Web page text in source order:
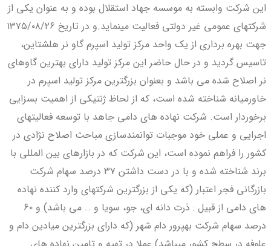
گذاری
این شرکت وابسته به موسسه جهاد استقلال بوده و به عنوان یکی از
شرکتهای عمومی غیر دولتی فعالیت مینماید.و در تاریخ ۱۳۷۵/۰۸/۲۶
جهت بهره برداری از یک واحد مرکز تولید اسپرم گاو نر هلشتاین،
تاسیس گردید و در حال حاضر این مرکز تولید دارای بهترین گاوهای
نر اصلاح شده می باشد و بعنوان بزرگترین مرکز تولید اسپرم در
خاورمیانه شناخته شده است، که از لحاظ ژنتیکی از اهمیت بسزایی
برخوردار است. شرکت نهاده های دامی جاهد با توسعه فعالیتهای
اجرایی و عملی خود موجبات توانمندسازی مباحث اصلاح نژادی در
کشور را فراهم نموده است، این شرکت که در بازارهای بین المللی با
برند شناخته شده و با در دست داشتن ۳۷ درصد سهام شرکت
بازرگانی فجر اعتبار (که یکی از بزرگترین شرکتهای وارد کننده نهاده
های دامی از قبیل : ذرت دانه ای، جو، سویا و … می باشد) و ۶۰
درصد سهام شرکت بهپرور دام شهر (که دارای بزرگترین میادین دام و